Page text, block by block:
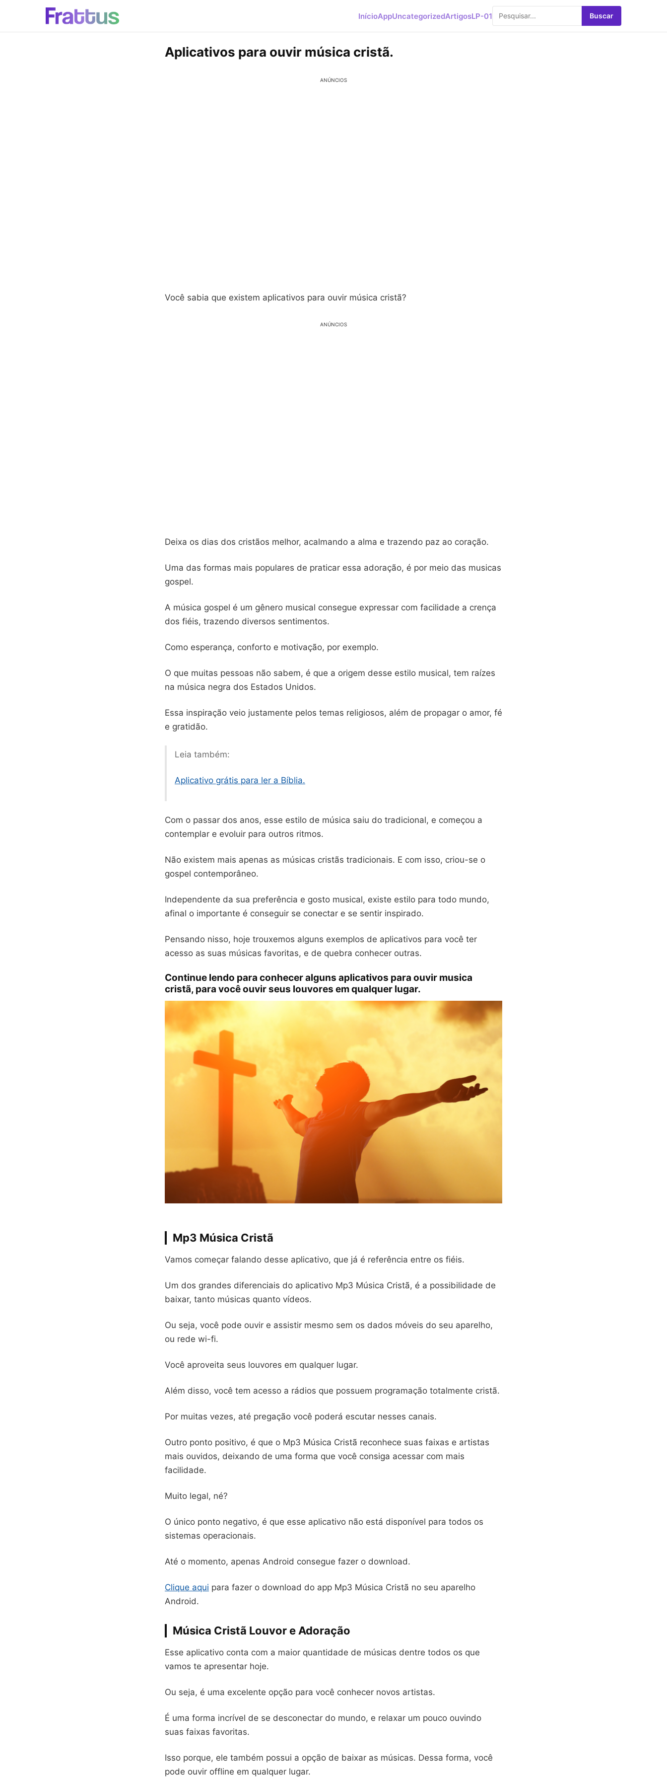
InícioAppUncategorizedArtigosLP-01 Buscar
Aplicativos para ouvir música cristã.
ANÚNCIOS
Você sabia que existem aplicativos para ouvir música cristã?
ANÚNCIOS
Deixa os dias dos cristãos melhor, acalmando a alma e trazendo paz ao coração.
Uma das formas mais populares de praticar essa adoração, é por meio das musicas
gospel.
A música gospel é um gênero musical consegue expressar com facilidade a crença
dos fiéis, trazendo diversos sentimentos.
Como esperança, conforto e motivação, por exemplo.
O que muitas pessoas não sabem, é que a origem desse estilo musical, tem raízes
na música negra dos Estados Unidos.
Essa inspiração veio justamente pelos temas religiosos, além de propagar o amor, fé
e gratidão.
Leia também:
Aplicativo grátis para ler a Bíblia.
Com o passar dos anos, esse estilo de música saiu do tradicional, e começou a
contemplar e evoluir para outros ritmos.
Não existem mais apenas as músicas cristãs tradicionais. E com isso, criou-se o
gospel contemporâneo.
Independente da sua preferência e gosto musical, existe estilo para todo mundo,
afinal o importante é conseguir se conectar e se sentir inspirado.
Pensando nisso, hoje trouxemos alguns exemplos de aplicativos para você ter
acesso as suas músicas favoritas, e de quebra conhecer outras.
Continue lendo para conhecer alguns aplicativos para ouvir musica
cristã, para você ouvir seus louvores em qualquer lugar.
Mp3 Música Cristã
Vamos começar falando desse aplicativo, que já é referência entre os fiéis.
Um dos grandes diferenciais do aplicativo Mp3 Música Cristã, é a possibilidade de
baixar, tanto músicas quanto vídeos.
Ou seja, você pode ouvir e assistir mesmo sem os dados móveis do seu aparelho,
ou rede wi-fi.
Você aproveita seus louvores em qualquer lugar.
Além disso, você tem acesso a rádios que possuem programação totalmente cristã.
Por muitas vezes, até pregação você poderá escutar nesses canais.
Outro ponto positivo, é que o Mp3 Música Cristã reconhece suas faixas e artistas
mais ouvidos, deixando de uma forma que você consiga acessar com mais
facilidade.
Muito legal, né?
O único ponto negativo, é que esse aplicativo não está disponível para todos os
sistemas operacionais.
Até o momento, apenas Android consegue fazer o download.
Clique aqui para fazer o download do app Mp3 Música Cristã no seu aparelho
Android.
Música Cristã Louvor e Adoração
Esse aplicativo conta com a maior quantidade de músicas dentre todos os que
vamos te apresentar hoje.
Ou seja, é uma excelente opção para você conhecer novos artistas.
É uma forma incrível de se desconectar do mundo, e relaxar um pouco ouvindo
suas faixas favoritas.
Isso porque, ele também possui a opção de baixar as músicas. Dessa forma, você
pode ouvir offline em qualquer lugar.